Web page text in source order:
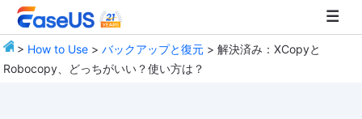
> How to Use >バックアップと復元 > 解決済み：XCopyと
Robocopy、どっちがいい？使い方は？